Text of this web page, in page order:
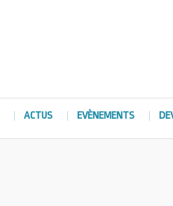
ACTUS EVÈNEMENTS